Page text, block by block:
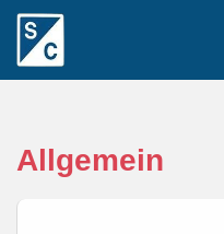
Allgemein